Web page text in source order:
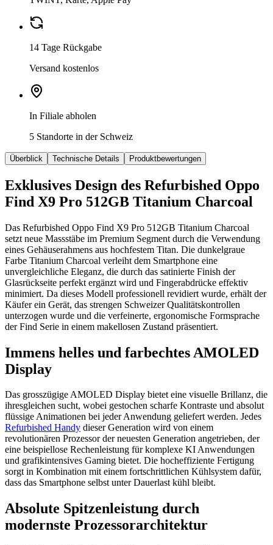
14 Tage Rückgabe
Versand kostenlos
In Filiale abholen
5 Standorte in der Schweiz
Überblick Technische Details Produktbewertungen
Exklusives Design des Refurbished Oppo
Find X9 Pro 512GB Titanium Charcoal
Das Refurbished Oppo Find X9 Pro 512GB Titanium Charcoal
setzt neue Massstäbe im Premium Segment durch die Verwendung
eines Gehäuserahmens aus hochfestem Titan. Die dunkelgraue
Farbe Titanium Charcoal verleiht dem Smartphone eine
unvergleichliche Eleganz, die durch das satinierte Finish der
Glasrückseite perfekt ergänzt wird und Fingerabdrücke effektiv
minimiert. Da dieses Modell professionell revidiert wurde, erhält der
Käufer ein Gerät, das strengen Schweizer Qualitätskontrollen
unterzogen wurde und die verfeinerte, ergonomische Formsprache
der Find Serie in einem makellosen Zustand präsentiert.
Immens helles und farbechtes AMOLED
Display
Das grosszügige AMOLED Display bietet eine visuelle Brillanz, die
ihresgleichen sucht, wobei gestochen scharfe Kontraste und absolut
flüssige Animationen bei jeder Anwendung geliefert werden. Jedes
Refurbished Handy dieser Generation wird von einem
revolutionären Prozessor der neuesten Generation angetrieben, der
eine beispiellose Rechenleistung für komplexe KI Anwendungen
und grafikintensives Gaming bietet. Die hocheffiziente Fertigung
sorgt in Kombination mit einem fortschrittlichen Kühlsystem dafür,
dass das Smartphone selbst unter Dauerlast kühl bleibt.
Absolute Spitzenleistung durch
modernste Prozessorarchitektur